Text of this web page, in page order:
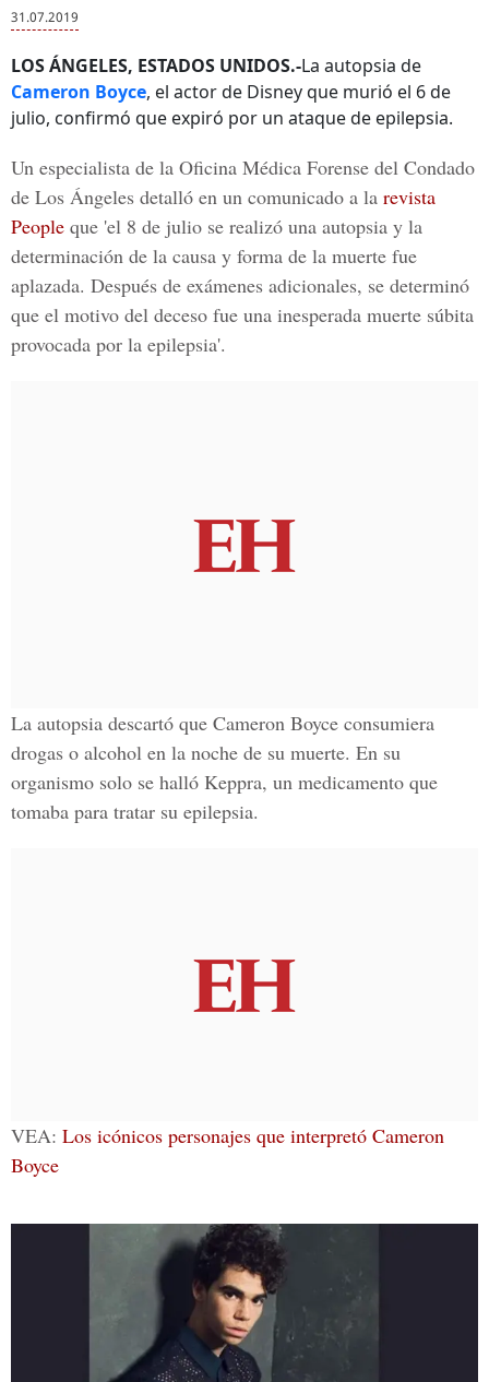
31.07.2019
LOS ÁNGELES, ESTADOS UNIDOS.-La autopsia de
Cameron Boyce, el actor de Disney que murió el 6 de
julio, confirmó que expiró por un ataque de epilepsia.
Un especialista de la Oficina Médica Forense del Condado
de Los Ángeles detalló en un comunicado a la revista
People que 'el 8 de julio se realizó una autopsia y la
determinación de la causa y forma de la muerte fue
aplazada. Después de exámenes adicionales, se determinó
que el motivo del deceso fue una inesperada muerte súbita
provocada por la epilepsia'.
La autopsia descartó que Cameron Boyce consumiera
drogas o alcohol en la noche de su muerte. En su
organismo solo se halló Keppra, un medicamento que
tomaba para tratar su epilepsia.
VEA: Los icónicos personajes que interpretó Cameron
Boyce